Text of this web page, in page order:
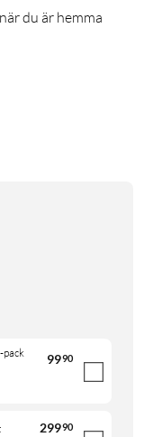
du är hemma
pack
9990
29990